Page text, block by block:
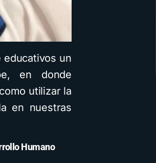
un
en donde
utilizar la
en nuestras
Humano